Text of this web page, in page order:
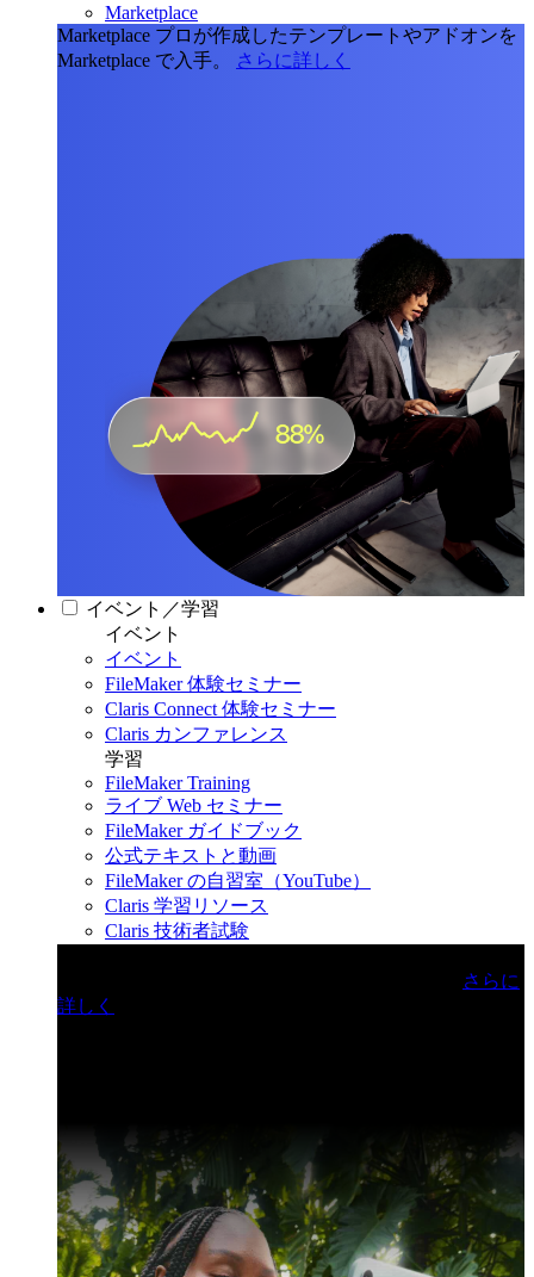
Marketplace
Marketplace プロが作成したテンプレートやアドオンを
Marketplace で入手。
さらに詳しく
イベント／学習
イベント
イベント
FileMaker 体験セミナー
Claris Connect 体験セミナー
Claris カンファレンス
学習
FileMaker Training
ライブ Web セミナー
FileMaker ガイドブック
公式テキストと動画
FileMaker の自習室（YouTube）
Claris 学習リソース
Claris 技術者試験
さらに
詳しく